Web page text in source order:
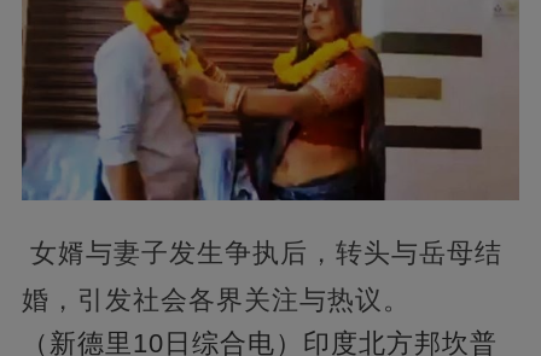
女婿与妻子发生争执后，转头与岳母结
婚，引发社会各界关注与热议。
（新德里10日综合电）印度北方邦坎普